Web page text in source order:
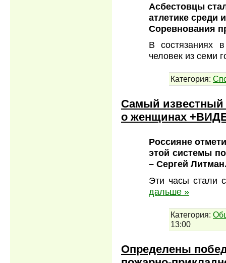
Асбестовцы
атлетике среди
Соревнования
В состязаниях
человек из семи
Категория:
Самый известный
о женщинах
Россияне
этой системы
– Сергей
Эти часы стали
дальше »
Категория:
13:00
Определены